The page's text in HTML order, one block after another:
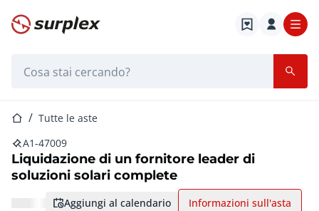
Home
Home Tutte le aste
A1-47009
Liquidazione di un fornitore leader di
soluzioni solari complete
aggiungi al calendario Informazioni sull'asta